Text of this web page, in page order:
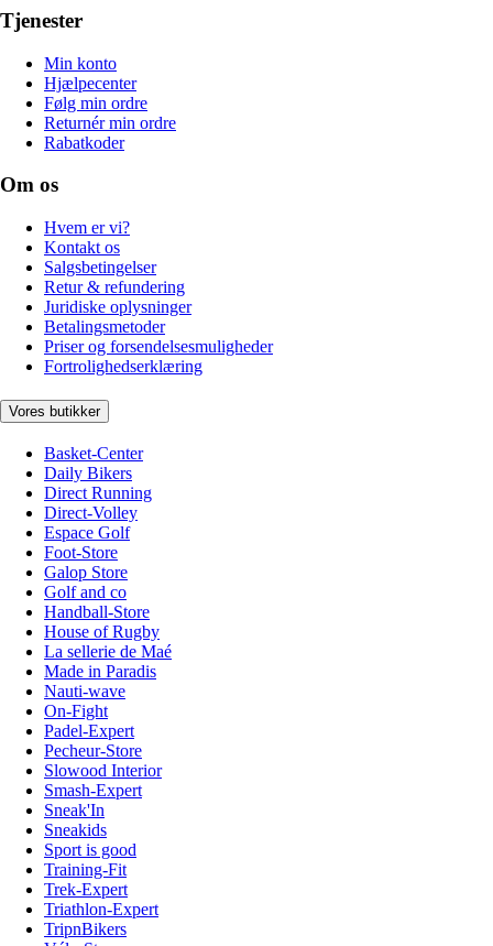
Tjenester
Min konto
Hjælpecenter
Følg min ordre
Returnér min ordre
Rabatkoder
Om os
Hvem er vi?
Kontakt os
Salgsbetingelser
Retur & refundering
Juridiske oplysninger
Betalingsmetoder
Priser og forsendelsesmuligheder
Fortrolighedserklæring
Vores butikker
Basket-Center
Daily Bikers
Direct Running
Direct-Volley
Espace Golf
Foot-Store
Galop Store
Golf and co
Handball-Store
House of Rugby
La sellerie de Maé
Made in Paradis
Nauti-wave
On-Fight
Padel-Expert
Pecheur-Store
Slowood Interior
Smash-Expert
Sneak'In
Sneakids
Sport is good
Training-Fit
Trek-Expert
Triathlon-Expert
TripnBikers